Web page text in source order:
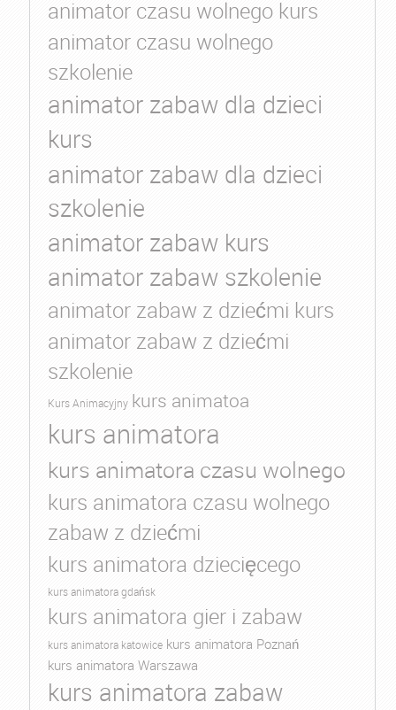
animator czasu wolnego kurs
animator czasu wolnego
szkolenie
animator zabaw dla dzieci
kurs
animator zabaw dla dzieci
szkolenie
animator zabaw kurs
animator zabaw szkolenie
animator zabaw z dziećmi kurs
animator zabaw z dziećmi
szkolenie
Kurs Animacyjny kurs animatoa
kurs animatora
kurs animatora czasu wolnego
kurs animatora czasu wolnego
zabaw z dziećmi
kurs animatora dziecięcego
kurs animatora gdańsk
kurs animatora gier i zabaw
kurs animatora katowice kurs animatora Poznań
kurs animatora Warszawa
kurs animatora zabaw